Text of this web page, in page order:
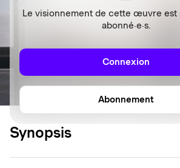
Le visionnement de cette œuvre est
abonné·e·s.
Connexion
Abonnement
Synopsis